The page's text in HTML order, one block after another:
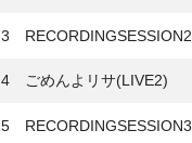
3 RECORDINGSESSION2
4 ごめんよリサ(LIVE2)
5 RECORDINGSESSION3